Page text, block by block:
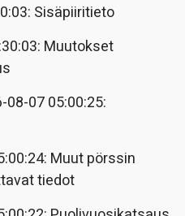
Sisäpiiritieto
Muutokset
08-07 05:00:25:
Muut pörssin
tiedot